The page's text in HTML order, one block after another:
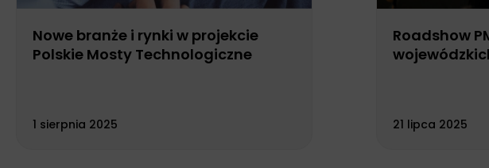
Nowe branże i rynki w projekcie
Polskie Mosty Technologiczne
1 sierpnia 2025
Roadshow
21 lipca 2025